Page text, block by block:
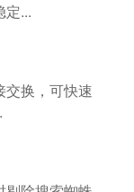
定...
交换，可快速